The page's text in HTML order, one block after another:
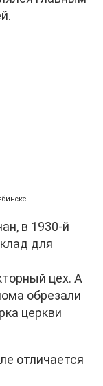
в 1930-й
для
цех. А
обрезали
церкви
отличается